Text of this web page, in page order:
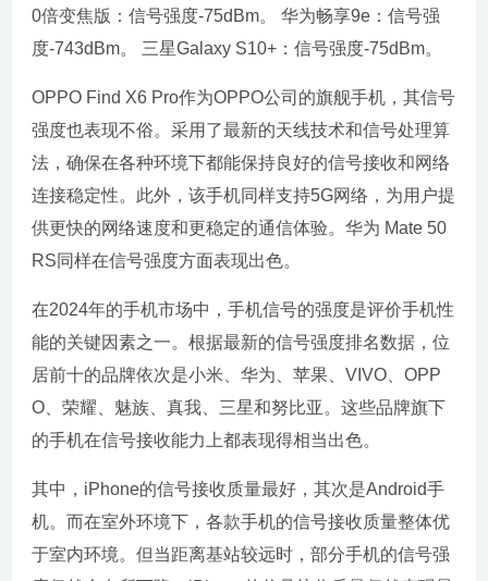
0倍变焦版：信号强度-75dBm。 华为畅享9e：信号强
度-743dBm。 三星Galaxy S10+：信号强度-75dBm。
OPPO Find X6 Pro作为OPPO公司的旗舰手机，其信号
强度也表现不俗。采用了最新的天线技术和信号处理算
法，确保在各种环境下都能保持良好的信号接收和网络
连接稳定性。此外，该手机同样支持5G网络，为用户提
供更快的网络速度和更稳定的通信体验。华为 Mate 50
RS同样在信号强度方面表现出色。
在2024年的手机市场中，手机信号的强度是评价手机性
能的关键因素之一。根据最新的信号强度排名数据，位
居前十的品牌依次是小米、华为、苹果、VIVO、OPP
O、荣耀、魅族、真我、三星和努比亚。这些品牌旗下
的手机在信号接收能力上都表现得相当出色。
其中，iPhone的信号接收质量最好，其次是Android手
机。而在室外环境下，各款手机的信号接收质量整体优
于室内环境。但当距离基站较远时，部分手机的信号强